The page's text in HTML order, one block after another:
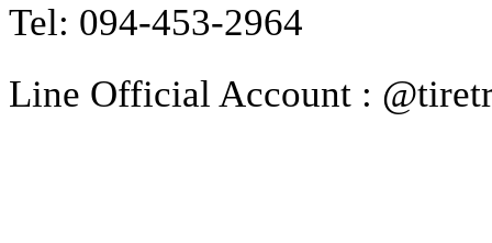
Tel: 094-453-2964
Line Official Account :